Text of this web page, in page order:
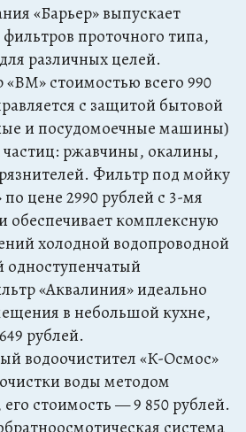
«Барьер» выпускает
проточного типа,
различных целей.
стоимостью всего 990
с защитой бытовой
и посудомоечные машины)
ржавчины, окалины,
Фильтр под мойку
цене 2990 рублей с 3-мя
обеспечивает комплексную
холодной водопроводной
«Аквалиния» идеально
в небольшой кухне,
рублей.
водоочистител «К-Осмос»
воды методом
стоимость — 9 850 рублей.
система